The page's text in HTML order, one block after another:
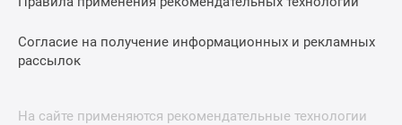
Согласие на получение информационных и рекламных
рассылок
На сайте применяются рекомендательные технологии